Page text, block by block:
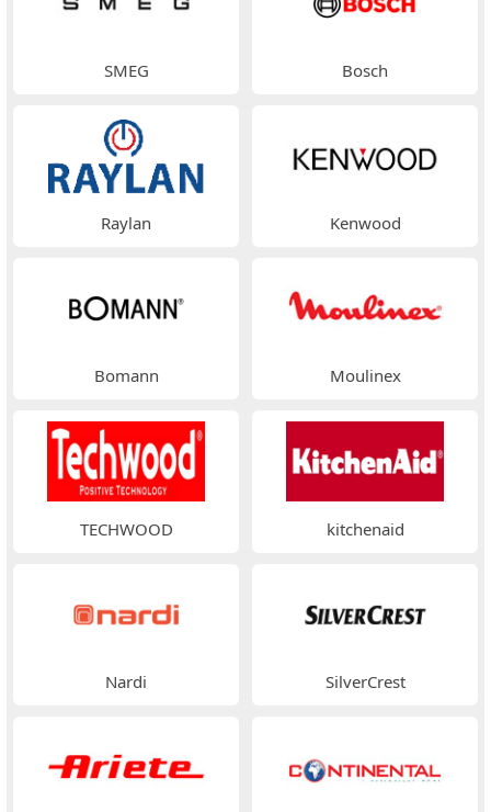
SMEG Bosch
Raylan Kenwood
Bomann Moulinex
TECHWOOD kitchenaid
Nardi SilverCrest